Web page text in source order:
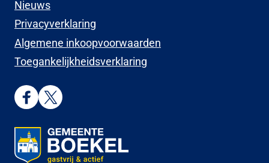
Nieuws
Privacyverklaring
Algemene inkoopvoorwaarden
Toegankelijkheidsverklaring